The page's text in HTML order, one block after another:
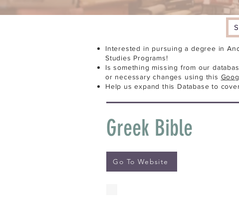
Interested in pursuing a degree in
Studies Programs!
Is something missing from our
or necessary changes using this
Help us expand this Database to
Greek Bible
Go To Website